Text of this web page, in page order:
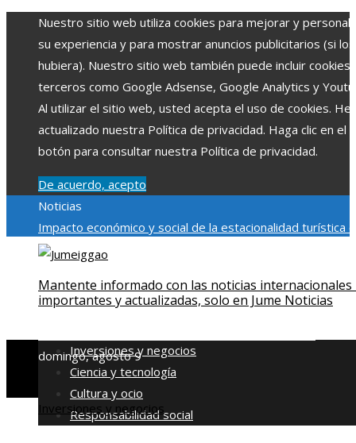
Nuestro sitio web utiliza cookies para mejorar y
su experiencia y para mostrar anuncios publicitarios (si los
hubiera). Nuestro sitio web también puede incluir cookies
terceros como Google Adsense, Google Analytics y
Al utilizar el sitio web, usted acepta el uso de cookies.
actualizado nuestra Política de privacidad. Haga clic en el
botón para consultar nuestra Política de privacidad.
De acuerdo, acepto
Noticias
Impacto económico y social de la estacionalidad turística
Montenegro
ambiental en comunidades chilenasEl rol de la microbiota
intestinal en la absorción de nutrientes Reformas
domingo, agosto 9
Mantente informado con las noticias internacionales
importantes y actualizadas, solo en Jume Noticias
Inversiones y negocios
Ciencia y tecnología
Cultura y ocio
Responsabilidad social
Inversiones y negocios